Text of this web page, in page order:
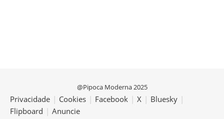
@Pipoca Moderna 2025
Privacidade | Cookies | Facebook | X | Bluesky |
Flipboard | Anuncie